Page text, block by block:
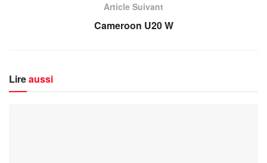
Article Suivant
Cameroon U20 W
Lireaussi